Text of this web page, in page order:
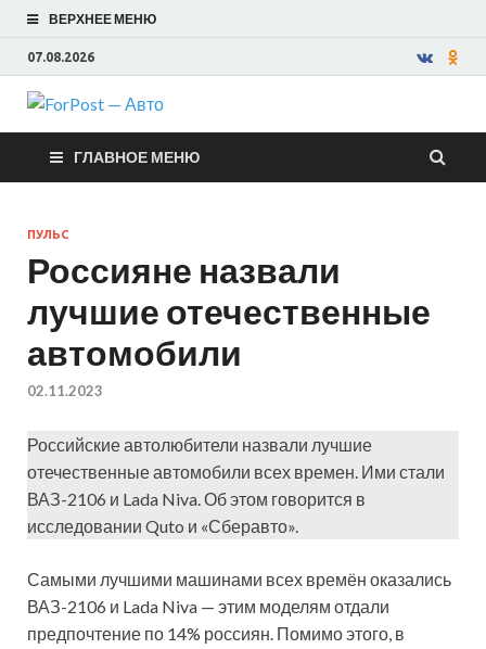
ВЕРХНЕЕ МЕНЮ
07.08.2026
ForPost —
Авто
ГЛАВНОЕ МЕНЮ
ПУЛЬС
Россияне назвали
лучшие отечественные
автомобили
02.11.2023
Российские автолюбители назвали лучшие
отечественные автомобили всех времен. Ими стали
ВАЗ-2106 и Lada Niva. Об этом говорится в
исследовании Quto и «Сберавто».
Самыми лучшими машинами всех времён оказались
ВАЗ-2106 и Lada Niva — этим моделям отдали
предпочтение по 14% россиян. Помимо этого, в